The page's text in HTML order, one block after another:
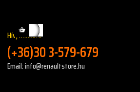
Hívj minket!:
(+36)30 3-579-679
Email: info@renaultstore.hu